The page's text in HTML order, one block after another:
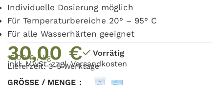
Individuelle Dosierung möglich
Für Temperaturbereiche 20° – 95° C
Für alle Wasserhärten geeignet
30,00 € Vorrätig
15,00€/kg
inkl. MwSt. zzgl.Versandkosten
Lieferzeit: 3-5 Werktage
GRÖSSE / MENGE